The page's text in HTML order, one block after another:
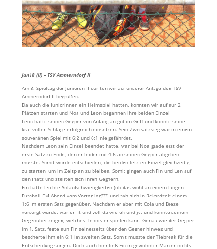
Jun18 (ll) – TSV Ammerndorf II
Am 3. Spieltag der Junioren II durften wir auf unserer Anlage den TSV
Ammerndorf II begrüßen.
Da auch die Juniorinnen ein Heimspiel hatten, konnten wir auf nur 2
Plätzen starten und Noa und Leon begannen ihre beiden Einzel.
Leon hatte seinen Gegner von Anfang an gut im Griff und konnte seine
kraftvollen Schläge erfolgreich einsetzen. Sein Zweisatzsieg war in einem
souveränen Spiel mit 6:2 und 6:1 nie gefährdet.
Nachdem Leon sein Einzel beendet hatte, war bei Noa grade erst der
erste Satz zu Ende, den er leider mit 4:6 an seinen Gegner abgeben
musste. Somit wurde entschieden, die beiden letzten Einzel gleichzeitig
zu starten, um im Zeitplan zu bleiben. Somit gingen auch Fin und Len auf
den Platz und stellten sich ihren Gegnern.
Fin hatte leichte Anlaufschwierigkeiten (ob das wohl an einem langen
Fussball-EM-Abend vom Vortag lag???) und sah sich in Rekordzeit einem
1:6 im ersten Satz gegenüber. Nachdem er aber mit Cola und Breze
versorgt wurde, war er fit und voll da wie eh und je, und konnte seinem
Gegenüber zeigen, welches Tennis er spielen kann. Genau wie der Gegner
im 1. Satz, fegte nun Fin seinerseits über den Gegner hinweg und
bescherte ihm ein 6:1 im zweiten Satz. Somit musste der Tiebreak für die
Entscheidung sorgen. Doch auch hier ließ Fin in gewohnter Manier nichts